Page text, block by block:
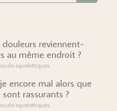
douleurs reviennent-
au même endroit ?
squelettiques
encore mal alors que
rassurants ?
squelettiques